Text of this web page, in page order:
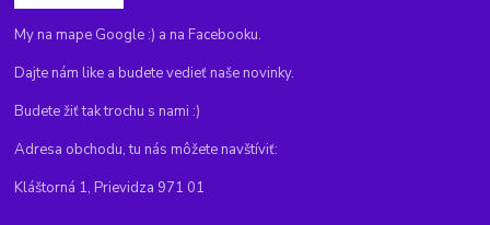
My na mape Google :) a na Facebooku.
Dajte nám like a budete vedieť naše novinky.
Budete žiť tak trochu s nami :)
Adresa obchodu, tu nás môžete navštíviť:
Kláštorná 1, Prievidza 971 01